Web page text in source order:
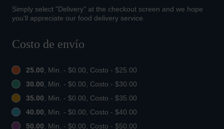
Simply select "Delivery" at the checkout screen and we hope
you'll appreciate our food delivery service.
Costo de envío
25.00, Min. - $0.00, Costo - $25.00
30.00, Min. - $0.00, Costo - $30.00
35.00, Min. - $0.00, Costo - $35.00
40.00, Min. - $0.00, Costo - $40.00
50.00, Min. - $0.00, Costo - $50.00